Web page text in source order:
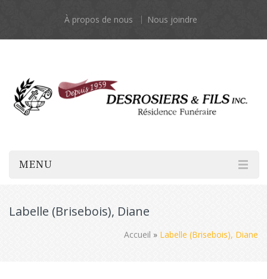
À propos de nous Nous joindre
MENU
Labelle (Brisebois), Diane
Accueil » Labelle (Brisebois), Diane